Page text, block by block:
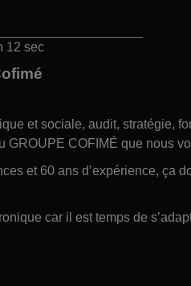
12 sec
et sociale, audit, stratégie,
COFIMÉ que nous
et 60 ans d’expérience, ça
car il est temps de